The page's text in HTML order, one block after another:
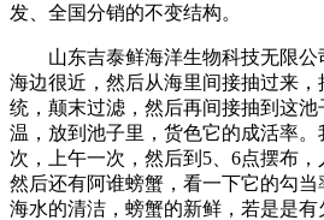
发、全国分销的不变结构。
山东吉泰鲜海洋生物科技无限公
海边很近，然后从海里间接抽过来
统，颠末过滤，然后再间接抽到这
温，放到池子里，货色它的成活率
次，上午一次，然后到5、6点摆布，
然后还有阿谁螃蟹，看一下它的勾当
海水的清洁，螃蟹的新鲜，若是是有